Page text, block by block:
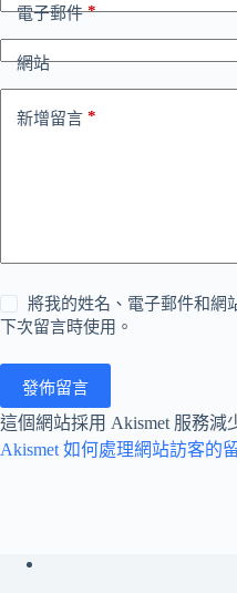
電子郵件*
網站
新增留言 *
將我的姓名、電子郵件和網
下次留言時使用。
發佈留言
這個網站採用 Akismet 服務減
Akismet 如何處理網站訪客的